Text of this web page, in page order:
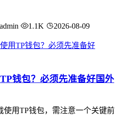
1.1K 2026-08-09
钱包？必须先准备好国外
使用TP钱包，需注意一个关键前